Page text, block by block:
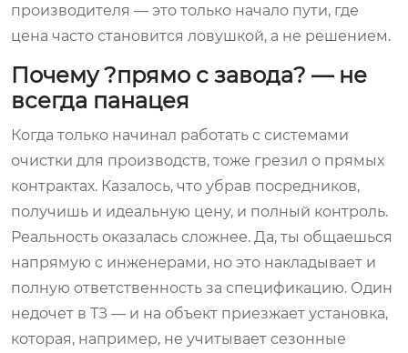
производителя — это только начало пути, где
цена часто становится ловушкой, а не решением.
Почему ?прямо с завода? — не
всегда панацея
Когда только начинал работать с системами
очистки для производств, тоже грезил о прямых
контрактах. Казалось, что убрав посредников,
получишь и идеальную цену, и полный контроль.
Реальность оказалась сложнее. Да, ты общаешься
напрямую с инженерами, но это накладывает и
полную ответственность за спецификацию. Один
недочет в ТЗ — и на объект приезжает установка,
которая, например, не учитывает сезонные